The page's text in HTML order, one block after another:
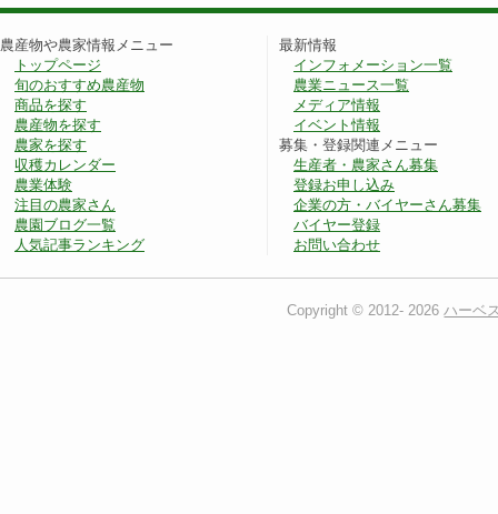
農産物や農家情報メニュー
トップページ
旬のおすすめ農産物
商品を探す
農産物を探す
農家を探す
収穫カレンダー
農業体験
注目の農家さん
農園ブログ一覧
人気記事ランキング
最新情報
インフォメーション一覧
農業ニュース一覧
メディア情報
イベント情報
募集・登録関連メニュー
生産者・農家さん募集
登録お申し込み
企業の方・バイヤーさん募集
バイヤー登録
お問い合わせ
Copyright © 2012-2026ハーベ